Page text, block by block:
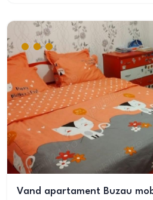
Vand apartament Buzau